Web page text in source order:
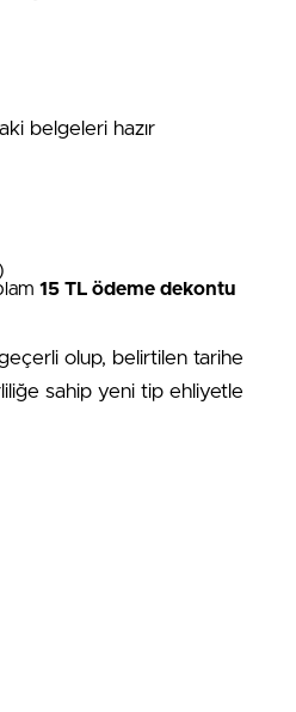
belgeleri hazır
15 TL ödeme dekontu
olup, belirtilen tarihe
sahip yeni tip ehliyetle